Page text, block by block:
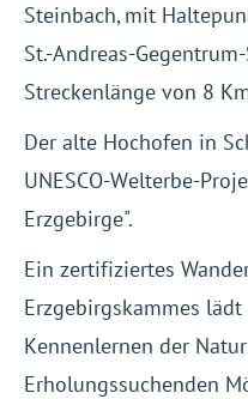
Steinbach, mit
St.-Andreas-
Streckenlänge von 8
Der alte Hochofen in
UNESCO-Welterbe-
Erzgebirge".
Ein zertifiziertes
Erzgebirgskammes
Kennenlernen der
Erholungssuchenden